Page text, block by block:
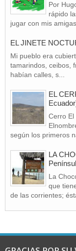
Por
rápido
jugar con mis
EL JINETE
Mi pueblo era
tamarindos, ceibos,
habían calles, s...
EL
Cerro El
según los primeros
LA
La
que
de las corrientes;